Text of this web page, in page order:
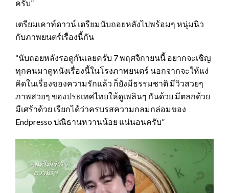
ครับ”
เตรียมเคาท์ดาวน์ เตรียมนับถอยหลังไปพร้อมๆ หนุ่มนิว
กับภาพยนตร์เรื่องนี้กัน
“นับถอยหลังรอดูกันเลยครับ 7 พฤศจิกายนนี้ อยากจะเชิญ
ทุกคนมาดูหนังเรื่องนี้ในโรงภาพยนตร์ นอกจากจะให้แง่
คิดในเรื่องของความรักแล้ว ก็ยังมีธรรมชาติ มีวิวสวยๆ
ภาพสวยๆ ของประเทศไทยให้ดูเพลินๆ กันด้วย มีตลกด้วย
มีเศร้าด้วย เรียกได้ว่าครบรสความกลมกล่อมของ
Endpresso ปณิธานหวานน้อย แน่นอนครับ”